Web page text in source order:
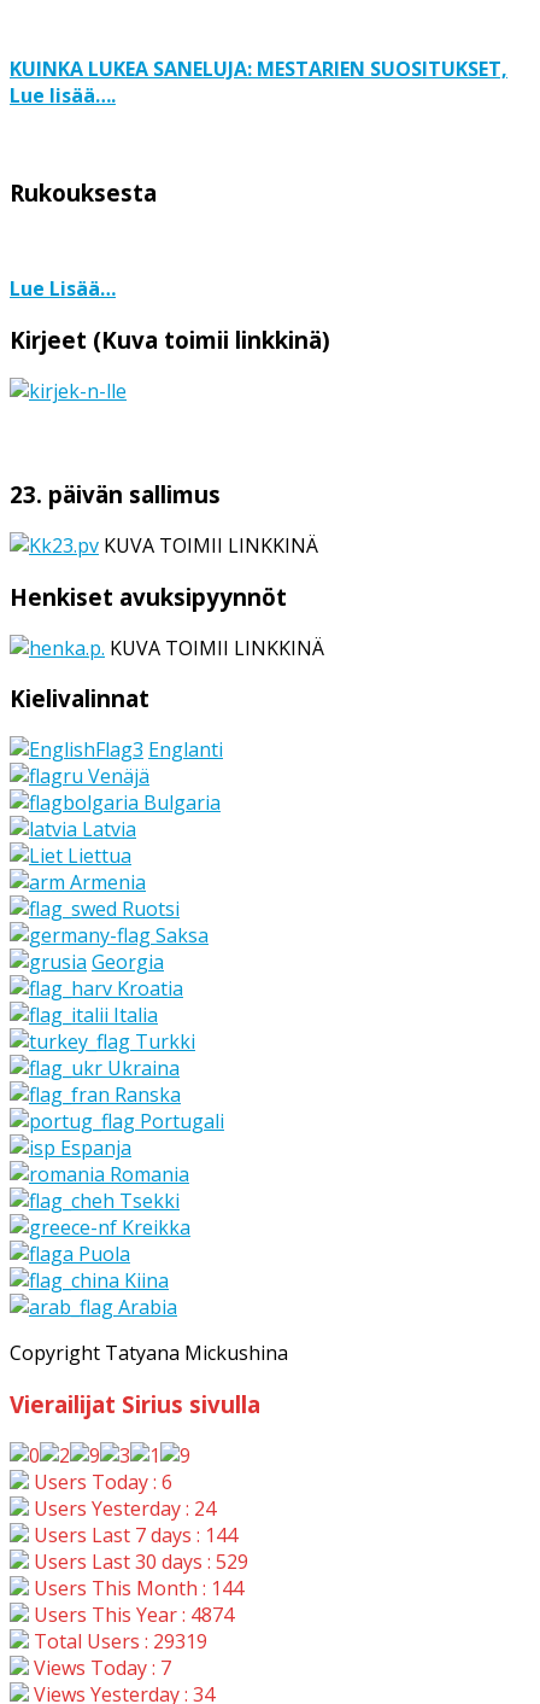
KUINKA LUKEA SANELUJA: MESTARIEN SUOSITUKSET,
Lue lisää….
Rukouksesta
Lue Lisää…
Kirjeet (Kuva toimii linkkinä)
23. päivän sallimus
KUVA TOIMII LINKKINÄ
Henkiset avuksipyynnöt
KUVA TOIMII LINKKINÄ
Kielivalinnat
Englanti
Venäjä
Bulgaria
Latvia
Liettua
Armenia
Ruotsi
Saksa
Georgia
Kroatia
Italia
Turkki
Ukraina
Ranska
Portugali
Espanja
Romania
Tsekki
Kreikka
Puola
Kiina
Arabia
Copyright Tatyana Mickushina
Vierailijat Sirius sivulla
Users Today : 6
Users Yesterday : 24
Users Last 7 days : 144
Users Last 30 days : 529
Users This Month : 144
Users This Year : 4874
Total Users : 29319
Views Today : 7
Views Yesterday : 34